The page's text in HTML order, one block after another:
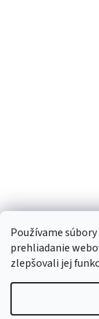
Používame
prehliadanie
zlepšovali jej